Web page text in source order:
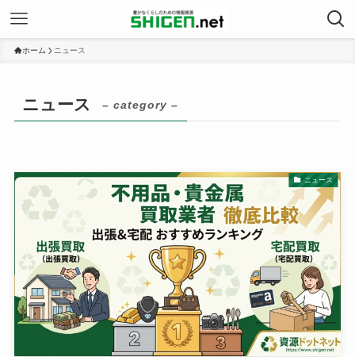
ホーム ニュース
ニュース – category –
ニュース